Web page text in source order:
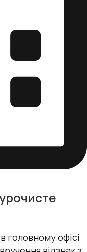
головному офісі